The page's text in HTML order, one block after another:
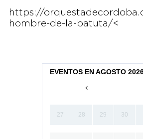
https://
hombre-de-la-batuta/<
EVENTOS EN AGOSTO
27 28 29 30